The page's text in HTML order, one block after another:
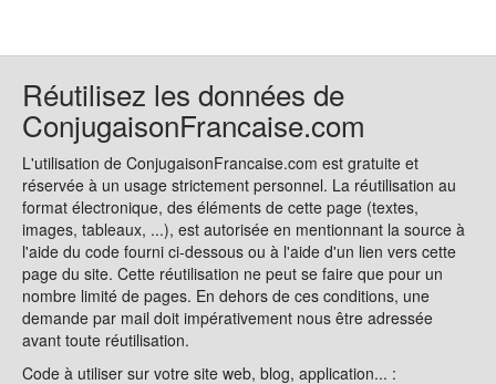
Réutilisez les données de
ConjugaisonFrancaise.com
L'utilisation de ConjugaisonFrancaise.com est gratuite et
réservée à un usage strictement personnel. La réutilisation au
format électronique, des éléments de cette page (textes,
images, tableaux, ...), est autorisée en mentionnant la source à
l'aide du code fourni ci-dessous ou à l'aide d'un lien vers cette
page du site. Cette réutilisation ne peut se faire que pour un
nombre limité de pages. En dehors de ces conditions, une
demande par mail doit impérativement nous être adressée
avant toute réutilisation.
Code à utiliser sur votre site web, blog, application... :